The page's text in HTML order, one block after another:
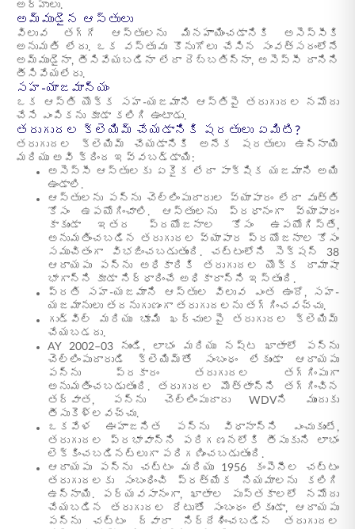
అర్హులు.
అమ్ముడైన ఆస్తులు
విలువ తగ్గే ఆస్తులను మినహాయించడానికి అసెస్సీకి
అనుమతి లేదు. ఒక వస్తువు కొనుగోలు చేసిన సంవత్సరంలోనే
అమ్ముడైనా, తీసివేయబడినా లేదా దెబ్బతిన్నా, అసెస్సీ దానిని
తీసివేయలేరు.
సహ-యాజమాన్యం
ఒక ఆస్తి యొక్క సహ-యజమాని ఆస్తిపై తరుగుదల నమోదు
చేసే ఎంపికను కూడా కలిగి ఉంటాడు.
తరుగుదల క్లెయిమ్ చేయడానికి షరతులు ఏమిటి?
తరుగుదల క్లెయిమ్ చేయడానికి అనేక షరతులు ఉన్నాయి
మరియు అవి క్రింద ఇవ్వబడ్డాయి:
అసెస్సీ ఆస్తులకు ఏకైక లేదా పాక్షిక యజమాని అయి
ఉండాలి.
ఆస్తులను పన్ను చెల్లింపుదారుల వ్యాపారం లేదా వృత్తి
కోసం ఉపయోగించాలి. ఆస్తులను ప్రధానంగా వ్యాపారం
కాకుండా ఇతర ప్రయోజనాల కోసం ఉపయోగిస్తే,
అనుమతించబడిన తరుగుదల వ్యాపార ప్రయోజనాల కోసం
సముచితంగా విభజించబడుతుంది. చట్టంలోని సెక్షన్ 38
ఆదాయపు పన్ను అధికారికి తరుగుదల యొక్క దామాషా
భాగాన్ని కూడా నిర్ధారించే అధికారాన్ని ఇస్తుంది.
ప్రతి సహ-యజమాని ఆస్తుల విలువ ఎంత ఉందో, సహ-
యజమానులు తదనుగుణంగా తరుగుదలను తగ్గించవచ్చు.
గుడ్‌విల్ మరియు భూమి ఖర్చులపై తరుగుదల క్లెయిమ్
చేయబడదు.
AY 2002–03 నుండి, లాభం మరియు నష్ట ఖాతాలో పన్ను
చెల్లింపుదారుడి క్లెయిమ్‌తో సంబంధం లేకుండా ఆదాయపు
పన్ను ప్రకారం తరుగుదల తగ్గింపుగా
అనుమతించబడుతుంది. తరుగుదల మొత్తాన్ని తగ్గించిన
తర్వాత, పన్ను చెల్లింపుదారు WDVని ముందుకు
తీసుకెళ్లవచ్చు.
ఒకవేళ ఊహాజనిత పన్ను విధానాన్ని ఎంచుకుంటే,
తరుగుదల ప్రభావాన్ని పరిగణనలోకి తీసుకుని లాభం
లెక్కించబడినట్లుగా పరిగణించబడుతుంది.
ఆదాయపు పన్ను చట్టం మరియు 1956 కంపెనీల చట్టం
తరుగుదలకు సంబంధించి ప్రత్యేక నియమాలను కలిగి
ఉన్నాయి. పర్యవసానంగా, ఖాతాల పుస్తకాలలో నమోదు
చేయబడిన తరుగుదల రేటుతో సంబంధం లేకుండా, ఆదాయపు
పన్ను చట్టం ద్వారా నిర్దేశించబడిన తరుగుదల